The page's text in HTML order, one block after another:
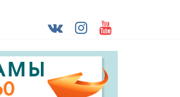
первого полугодия